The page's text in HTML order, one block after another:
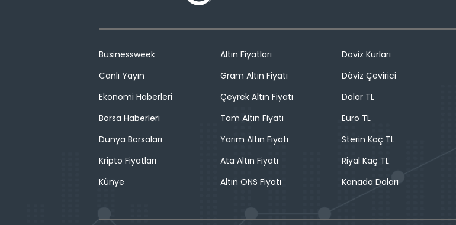
Businessweek
Canlı Yayın
Ekonomi Haberleri
Borsa Haberleri
Dünya Borsaları
Kripto Fiyatları
Künye
Altın Fiyatları
Gram Altın Fiyatı
Çeyrek Altın Fiyatı
Tam Altın Fiyatı
Yarım Altın Fiyatı
Ata Altın Fiyatı
Altın ONS Fiyatı
Döviz Kurları
Döviz Çevirici
Dolar TL
Euro TL
Sterin Kaç TL
Riyal Kaç TL
Kanada Doları